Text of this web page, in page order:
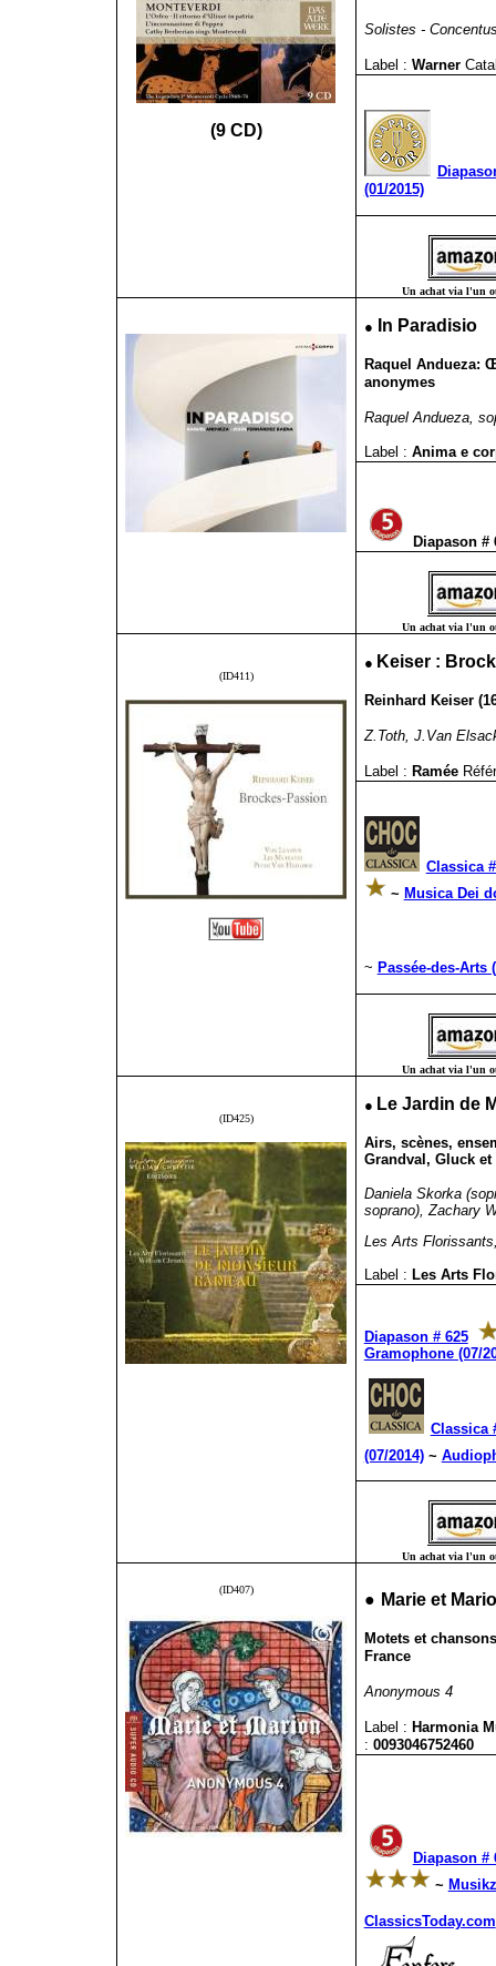
(9 CD)
Solistes -
Label : Warner
(01/2015)
Un achat via l'un
● In Paradisio
Raquel Andueza:
anonymes
Raquel Andueza,
Label : Anima e
Diapason
Un achat via l'un
(ID411)
● Keiser :
Reinhard Keiser
Z.Toth, J.Van
Label : Ramée
Classica
~ Musica Dei
~ Passée-des-Arts
Un achat via l'un
(ID425)
● Le Jardin de
Airs, scènes,
Grandval, Gluck et
Daniela Skorka
soprano), Zachary
Les Arts
Label : Les Arts
Diapason # 625
Gramophone (07/
Classica
(07/2014)~
Un achat via l'un
(ID407) ● Marie et
Motets et
France
Anonymous 4
Label : Harmonia
: 0093046752460
Diapason #
~
ClassicsToday.com